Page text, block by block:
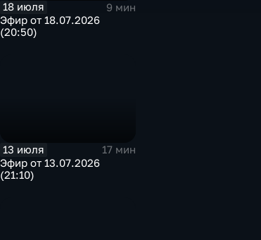
18 июля
9 мин
Эфир от 18.07.2026
(20:50)
13 июля
17 мин
Эфир от 13.07.2026
(21:10)